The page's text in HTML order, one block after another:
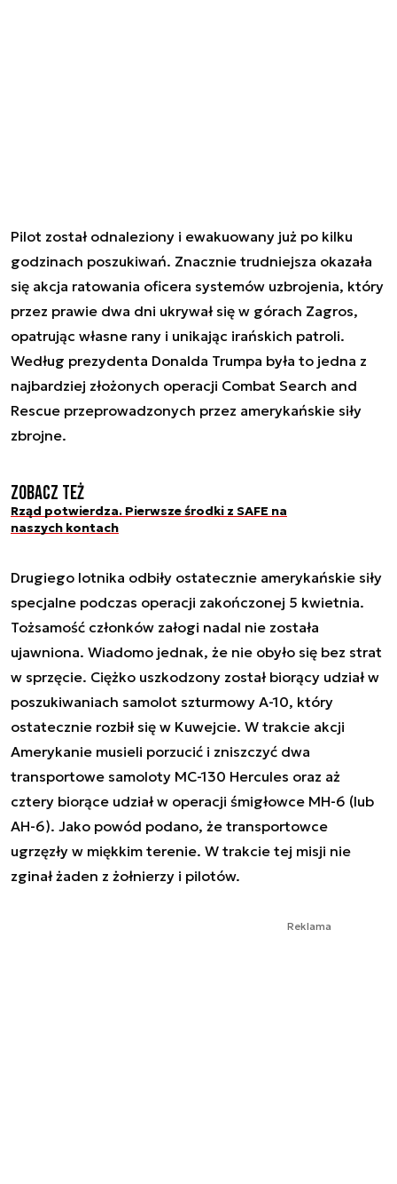
Pilot został odnaleziony i ewakuowany już po kilku
godzinach poszukiwań. Znacznie trudniejsza okazała
się akcja ratowania oficera systemów uzbrojenia, który
przez prawie dwa dni ukrywał się w górach Zagros,
opatrując własne rany i unikając irańskich patroli.
Według prezydenta Donalda Trumpa była to jedna z
najbardziej złożonych operacji Combat Search and
Rescue przeprowadzonych przez amerykańskie siły
zbrojne.
Zobacz też
Rząd potwierdza. Pierwsze środki z SAFE na
naszych kontach
Drugiego lotnika odbiły ostatecznie amerykańskie siły
specjalne podczas operacji zakończonej 5 kwietnia.
Tożsamość członków załogi nadal nie została
ujawniona. Wiadomo jednak, że nie obyło się bez strat
w sprzęcie. Ciężko uszkodzony został biorący udział w
poszukiwaniach samolot szturmowy A-10, który
ostatecznie rozbił się w Kuwejcie. W trakcie akcji
Amerykanie musieli porzucić i zniszczyć dwa
transportowe samoloty MC-130 Hercules oraz aż
cztery biorące udział w operacji śmigłowce MH-6 (lub
AH-6). Jako powód podano, że transportowce
ugrzęzły w miękkim terenie. W trakcie tej misji nie
zginał żaden z żołnierzy i pilotów.
Reklama